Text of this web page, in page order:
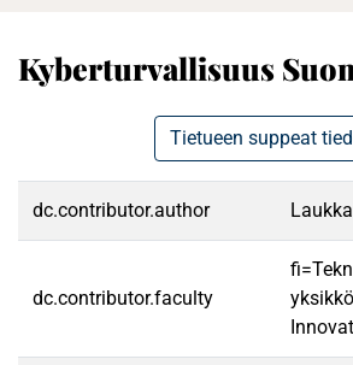
Kyberturvallisuus
Tietueen suppeat
dc.contributor.author
dc.contributor.faculty